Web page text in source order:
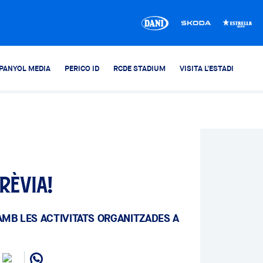
MEDIA PERICO ID RCDE STADIUM VISITA L'ESTADI
LES ACTIVITATS ORGANITZADES A